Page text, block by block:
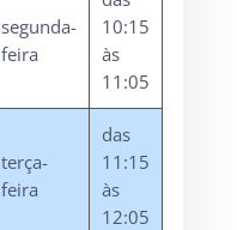
segunda-
feira
10:15
às
11:05
terça-
feira
das
11:15
às
12:05